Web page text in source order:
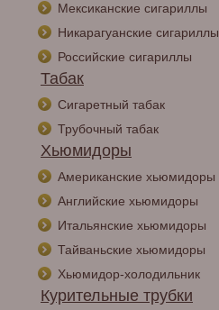
Мексиканские сигариллы
Никарагуанские сигариллы
Российские сигариллы
Табак
Сигаретный табак
Трубочный табак
Хьюмидоры
Американские хьюмидоры
Английские хьюмидоры
Итальянские хьюмидоры
Тайваньские хьюмидоры
Хьюмидор-холодильник
Курительные трубки